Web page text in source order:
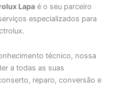
Lapa é o seu parceiro
especializados para
técnico, nossa
a todas as suas
reparo, conversão e